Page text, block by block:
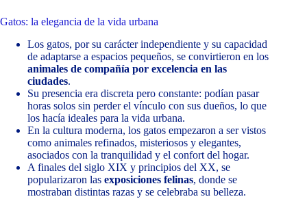
Gatos: la elegancia de la vida urbana
Los gatos, por su carácter independiente y su capacidad
de adaptarse a espacios pequeños, se convirtieron en los
animales de compañía por excelencia en las
ciudades.
Su presencia era discreta pero constante: podían pasar
horas solos sin perder el vínculo con sus dueños, lo que
los hacía ideales para la vida urbana.
En la cultura moderna, los gatos empezaron a ser vistos
como animales refinados, misteriosos y elegantes,
asociados con la tranquilidad y el confort del hogar.
A finales del siglo XIX y principios del XX, se
popularizaron las exposiciones felinas, donde se
mostraban distintas razas y se celebraba su belleza.